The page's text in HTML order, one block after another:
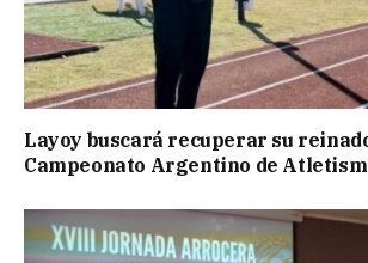
Layoy buscará recuperar su
Campeonato Argentino de